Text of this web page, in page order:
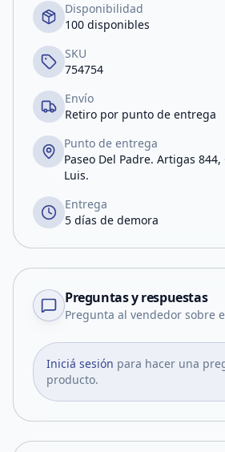
Disponibilidad
100 disponibles
SKU
754754
Envío
Retiro por punto de entrega
Punto de entrega
Paseo Del Padre. Artigas
Luis.
Entrega
5 días de demora
Preguntas y respuestas
Pregunta al vendedor sobre
Iniciá sesión para hacer una
producto.